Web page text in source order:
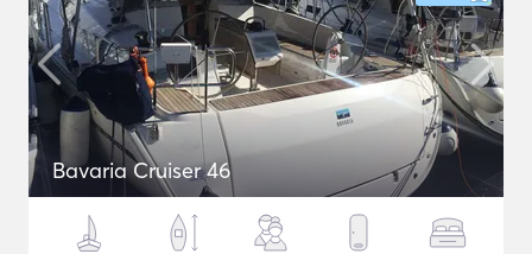
Bavaria Cruiser 46